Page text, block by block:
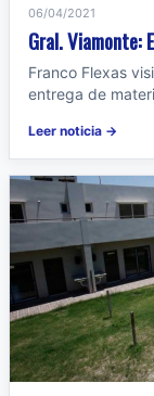
06/04/2021
Gral. Viamonte:
Franco Flexas
entrega de
Leer noticia →